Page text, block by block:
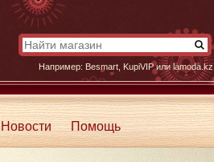
Например: Besmart KupiVIPилиlamoda.kz
Новости Помощь